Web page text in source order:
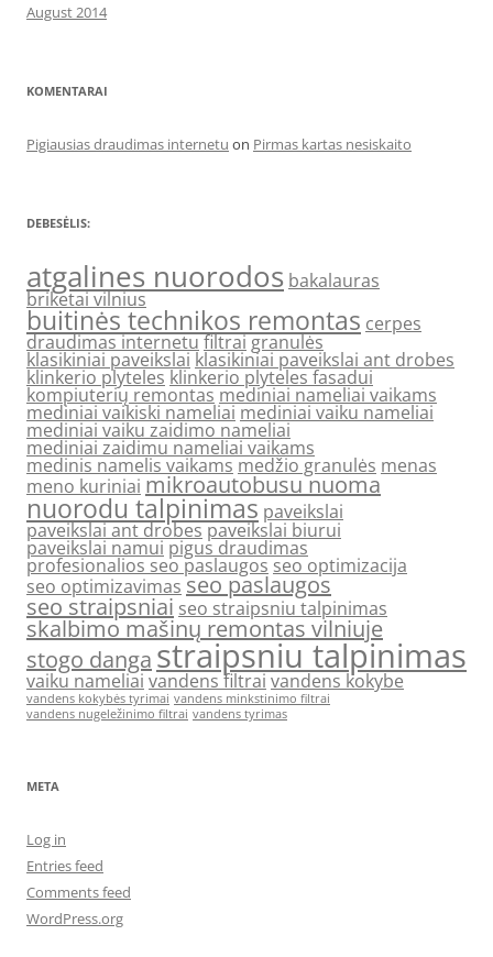
August 2014
KOMENTARAI
Pigiausias draudimas internetu on Pirmas kartas nesiskaito
DEBESĖLIS:
atgalines nuorodos bakalauras
briketai vilnius
buitinės technikos remontas cerpes
draudimas internetufiltraigranulės
klasikiniai paveikslai klasikiniai paveikslai ant drobes
klinkerio plyteles klinkerio plyteles fasadui
kompiuterių remontas mediniai nameliai vaikams
mediniai vaikiski nameliai mediniai vaiku nameliai
mediniai vaiku zaidimo nameliai
mediniai zaidimu nameliai vaikams
medinis namelis vaikams medžio granulės menas
meno kuriniai mikroautobusu nuoma
nuorodu talpinimas paveikslai
paveikslai ant drobespaveikslai biurui
paveikslai namui pigus draudimas
profesionalios seo paslaugos seo optimizacija
seo optimizavimas seo paslaugos
seo straipsniai seo straipsniu talpinimas
skalbimo mašinų remontas vilniuje
stogo dangastraipsniu talpinimas
vaiku nameliai vandens filtrai vandens kokybe
vandens kokybės tyrimai vandens minkstinimo filtrai
vandens nugeležinimo filtrai vandens tyrimas
META
Log in
Entries feed
Comments feed
WordPress.org